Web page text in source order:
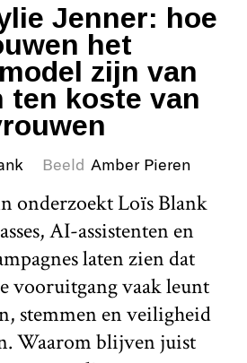
Jenner: hoe
het
zijn van
ten koste van
Beeld Amber Pieren
onderzoekt Loïs Blank
AI-assistenten en
laten zien dat
vooruitgang vaak leunt
stemmen en veiligheid
Waarom blijven juist